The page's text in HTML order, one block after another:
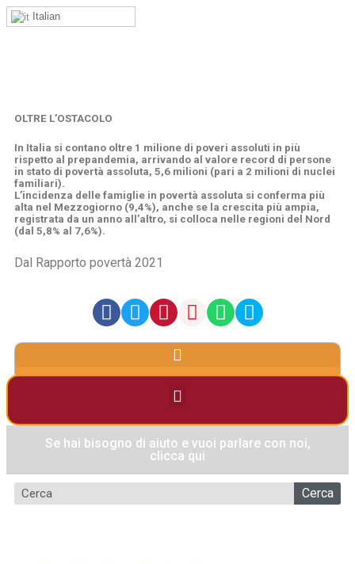
Italian
OLTRE L’OSTACOLO
In Italia si contano oltre 1 milione di poveri assoluti in più
rispetto al prepandemia, arrivando al valore record di persone
in stato di povertà assoluta, 5,6 milioni (pari a 2 milioni di nuclei
familiari).
L’incidenza delle famiglie in povertà assoluta si conferma più
alta nel Mezzogiorno (9,4%), anche se la crescita più ampia,
registrata da un anno all’altro, si colloca nelle regioni del Nord
(dal 5,8% al 7,6%).
Dal Rapporto povertà 2021
Se hai bisogno di aiuto e vuoi parlare con noi,
clicca qui
Cerca